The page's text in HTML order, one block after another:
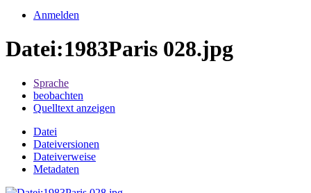
Anmelden
Datei:1983Paris 028.jpg
Sprache
beobachten
Quelltext anzeigen
Datei
Dateiversionen
Dateiverweise
Metadaten